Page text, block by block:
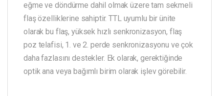
eğme ve döndürme dahil olmak üzere tam sekmeli
flaş özelliklerine sahiptir. TTL uyumlu bir ünite
olarak bu flaş, yüksek hızlı senkronizasyon, flaş
poz telafisi, 1. ve 2. perde senkronizasyonu ve çok
daha fazlasını destekler. Ek olarak, gerektiğinde
optik ana veya bağımlı birim olarak işlev görebilir.